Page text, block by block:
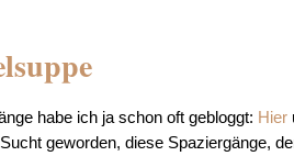
habe ich ja schon oft gebloggt: Hier
geworden, diese Spaziergänge,